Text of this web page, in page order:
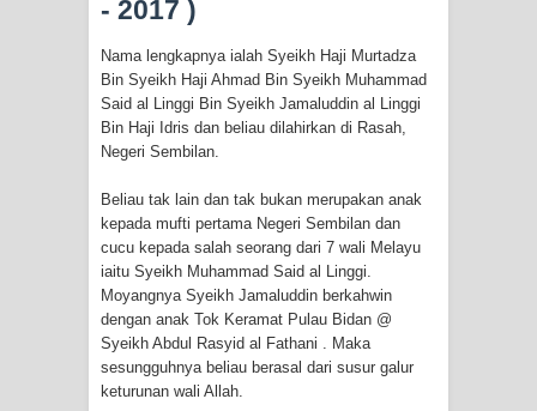
menyaksikan.
KISAH WALI SUFI, YANG BACAAN
SURAT AL-FATIHAHNYA TIDAK
FASIH. TAPI SINGA PUN TUNDUK
PADANYA
SHAYKH TAREKAT ATAU TUKANG
SIHIR? JANGAN MUDAH
TERPESONA, JANGAN JUGA
- 2017 )
Nama lengkapnya ialah Syeikh Haji Murtadza
Bin Syeikh Haji Ahmad Bin Syeikh Muhammad
Said al Linggi Bin Syeikh Jamaluddin al Linggi
Bin Haji Idris dan beliau dilahirkan di Rasah,
Negeri Sembilan.
Beliau tak lain dan tak bukan merupakan anak
kepada mufti pertama Negeri Sembilan dan
cucu kepada salah seorang dari 7 wali Melayu
iaitu Syeikh Muhammad Said al Linggi.
Moyangnya Syeikh Jamaluddin berkahwin
dengan anak Tok Keramat Pulau Bidan @
Syeikh Abdul Rasyid al Fathani . Maka
sesungguhnya beliau berasal dari susur galur
keturunan wali Allah.